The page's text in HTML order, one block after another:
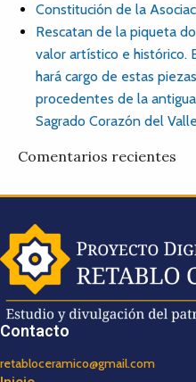
Constitución de la
Rescatan de la piqueta
valor artístico e histórico.
hará cargo de estas
procedentes de la
Sagrado Corazón del
Comentarios recientes
Contacto
retabloceramico@gmail.com